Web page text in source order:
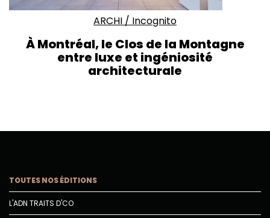
ARCHI / Incognito
À Montréal, le Clos de la Montagne
entre luxe et ingéniosité
architecturale
TOUTES NOS ÉDITIONS
L'ADN TRAITS D'CO